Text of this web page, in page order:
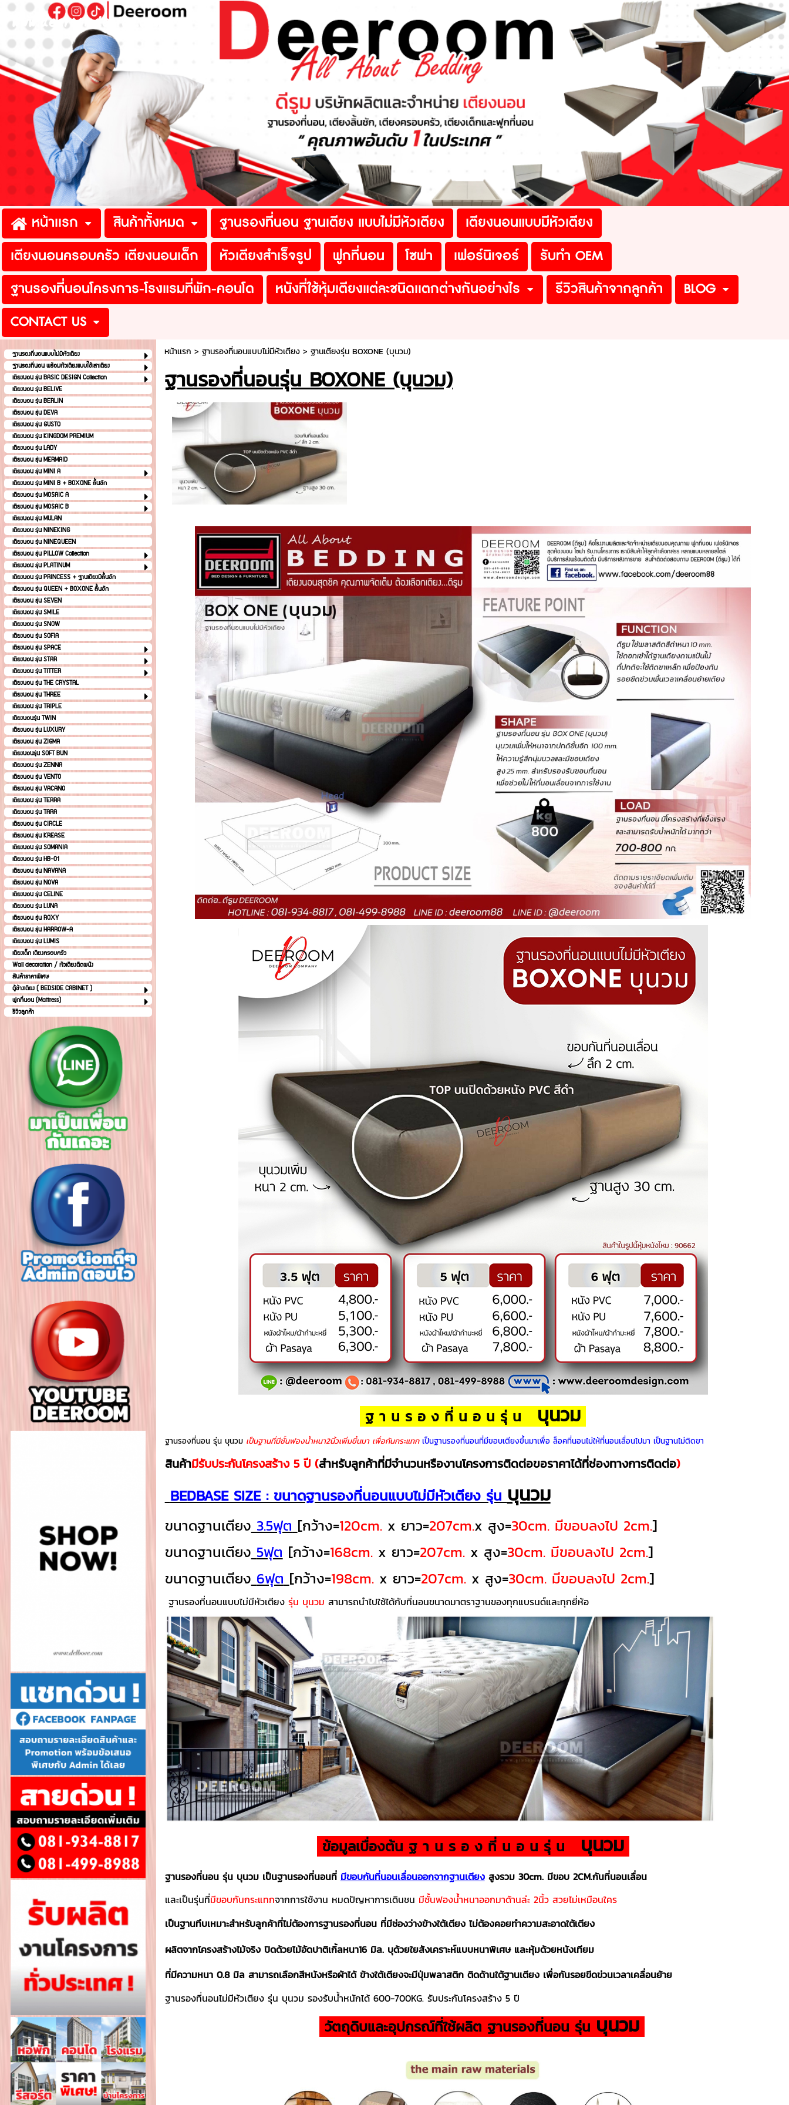
www.deeroomdesign.com
หน้าเเรก สินค้าทั้งหมด ฐานรองที่นอน ฐานเตียง แบบไม่มีหัวเตียง
เตียงนอนแบบมีหัวเตียง
เตียงนอนครอบครัว เตียงนอนเด็ก
หัวเตียงสำเร็จรูป ฟูกที่นอน โซฟา เฟอร์นิเจอร์
รับทำ OEM
ฐานรองที่นอนโครงการ-โรงแรมที่พัก-คอนโด
หนังที่ใช้หุ้มเตียงแต่ละชนิดเเตกต่างกันอย่างไร รีวิวสินค้าจากลูกค้า
BLOG
CONTACT US
ฐานรองที่นอนแบบไม่มีหัวเตียง
ฐานรองที่นอน พร้อมหัวเตียงแบบใช้เสาเตียง
เตียงนอน รุ่น BASIC DESIGN Collection
เตียงนอน รุ่น BELIVE
เตียงนอน รุ่น BERLIN
เตียงนอน รุ่น DEVA
เตียงนอน รุ่น GUSTO
เตียงนอน รุ่น KINGDOM PREMIUM
เตียงนอน รุ่น LADY
เตียงนอน รุ่น MERMAID
เตียงนอน รุ่น MINI A
เตียงนอน รุ่น MINI B + BOXONE ลิ้นชัก
เตียงนอน รุ่น MOSAIC A
เตียงนอน รุ่น MOSAIC B
เตียงนอน รุ่น MULAN
เตียงนอน รุ่น NINEKING
เตียงนอน รุ่น NINEQUEEN
เตียงนอน รุ่น PILLOW Collection
เตียงนอน รุ่น PLATINUM
เตียงนอน รุ่น PRINCESS + ฐานเตียงมีลิ้นชัก
เตียงนอน รุ่น QUEEN + BOXONE ลิ้นชัก
เตียงนอน รุ่น SEVEN
เตียงนอน รุ่น SMILE
เตียงนอน รุ่น SNOW
เตียงนอน รุ่น SOFIA
เตียงนอน รุ่น SPACE
เตียงนอน รุ่น STAR
เตียงนอน รุ่น TITTER
เตียงนอน รุ่น THE CRYSTAL
เตียงนอน รุ่น THREE
เตียงนอน รุ่น TRIPLE
เตียงนอนรุ่น TWIN
เตียงนอน รุ่น LUXURY
เตียงนอน รุ่น ZIGMA
เตียงนอนรุ่น SOFT BUN
เตียงนอน รุ่น ZENNA
เตียงนอน รุ่น VENTO
เตียงนอน รุ่น VACANO
เตียงนอน รุ่น TERRA
เตียงนอน รุ่น TARA
เตียงนอน รุ่น CIRCLE
เตียงนอน รุ่น KREASE
เตียงนอน รุ่น SOMANIA
เตียงนอน รุ่น HB-01
เตียงนอน รุ่น NAVANA
เตียงนอน รุ่น NOVA
เตียงนอน รุ่น CELINE
เตียงนอน รุ่น LUNA
เตียงนอน รุ่น ROXY
เตียงนอน รุ่น HARROW-A
เตียงนอน รุ่น LUMIS
เตียงเด็ก เตียงครอบครัว
Wall decoration / หัวเตียงติดผนัง
สินค้าราคาพิเศษ
ตู้ข้างเตียง ( BEDSIDE CABINET )
ฟูกที่นอน (Mattress)
รีวิวลูกค้า
หน้าเเรก > ฐานรองที่นอนแบบไม่มีหัวเตียง> ฐานเตียงรุ่น BOXONE (บุนวม)
ฐานรองที่นอนรุ่น BOXONE (บุนวม)
ฐ า น ร อ ง ที่ น อ น รุ่ น บุนวม
ฐานรองที่นอน รุ่น บุนวม เป็นฐานที่มีชั้นฟองน้ำหนา2นิ้วเพิ่มขึ้นมา เพื่อกันกระแทก เป็นฐานรองที่นอนที่มีขอบเตียงขึ้นมาเพื่อ ล็อคที่นอนไม่ให้ที่นอนเลื่อนไปมา เป็นฐานไม่ติดขา
สินค้ามีรับประกันโครงสร้าง 5 ปี (สำหรับลูกค้าที่มีจำนวนหรืองานโครงการติดต่อขอราคาได้ที่ช่องทางการติดต่อ)
BEDBASE SIZE : ขนาดฐานรองที่นอนแบบไม่มีหัวเตียง รุ่น บุนวม
ขนาดฐานเตียง 3.5ฟุต [กว้าง=120cm.x ยาว=207cm.x สูง=30cm. มีขอบลงไป 2cm.]
ขนาดฐานเตียง 5ฟุต [กว้าง=168cm.x ยาว=207cm.x สูง=30cm. มีขอบลงไป 2cm.]
ขนาดฐานเตียง 6ฟุต [กว้าง=198cm.x ยาว=207cm.x สูง=30cm. มีขอบลงไป 2cm.]
ฐานรองที่นอนแบบไม่มีหัวเตียง รุ่น บุนวม สามารถนำไปใช้ได้กับที่นอนขนาดมาตราฐานของทุกแบรนด์และทุกยี่ห้อ
ข้อมูลเบื่องต้น ฐ า น ร อ ง ที่ น อ น รุ่ น บุนวม
ฐานรองที่นอน รุ่น บุนวม เป็นฐานรองที่นอนที่ มีขอบกันที่นอนเลื่อนออกจากฐานเตียงสูงรวม 30cm. มีขอบ 2CM.กันที่นอนเลื่อน
และเป็นรุ่นที่มีขอบกันกระแทกจากการใช้งาน หมดปัญหาการเดินชน มีชั้นฟองน้ำหนาออกมาด้านล่ะ 2นิ้ว สวยไม่เหมือนใคร
เป็นฐานทึบเหมาะสำหรับลูกค้าที่ไม่ต้องการฐานรองที่นอน ที่มีช่องว่างข้างใต้เตียง ไม่ต้องคอยทำความสะอาดใต้เตียง
ผลิตจากโครงสร้างไม้จริง ปิดด้วยไม้อัดปาติเกิ้ลหนา16 มิล. บุด้วยใยสังเคราะห์แบบหนาพิเศษ และหุ้มด้วยหนังเทียม
ที่มีความหนา 0.8 มิล สามารถเลือกสีหนังหรือผ้าได้ ข้างใต้เตียงจะมีปุ่มพลาสติก ติดด้านใต้ฐานเตียง เพื่อกันรอยขีดข่วนเวลาเคลื่อนย้าย
ฐานรองที่นอนไม่มีหัวเตียง รุ่น บุนวม รองรับน้ำหนักได้ 600-700KG. รับประกันโครงสร้าง 5 ปี
วัตถุดิบและอุปกรณ์ที่ใช้ผลิต ฐานรองที่นอน รุ่น บุนวม